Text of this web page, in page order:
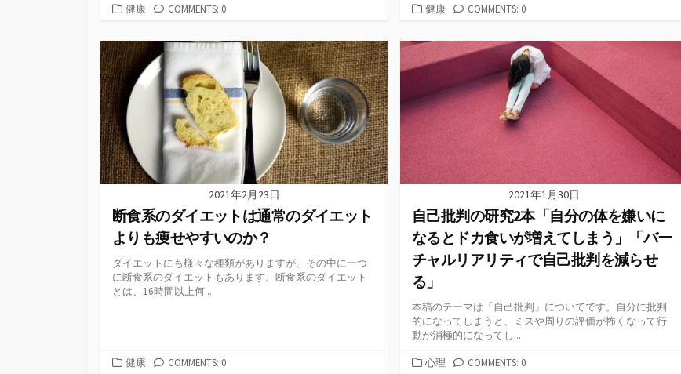
カ
ゴ
リ
ー
健康 COMMENTS: 0
カ
ゴ
ー
健康 COMMENTS: 0
2021年2月23日
断食系のダイエットは通常のダイエット
よりも痩せやすいのか？
ダイエットにも様々な種類がありますが、その中に一つ
に断食系のダイエットもあります。断食系のダイエット
とは、16時間以上何...
カ健康 COMMENTS: 0
2021年1月30日
自己批判の研究2本「自分の体を嫌いに
なるとドカ食いが増えてしまう」「バー
チャルリアリティで自己批判を減らせ
る」
本稿のテーマは「自己批判」についてです。自分に批判
的になってしまうと、ミスや周りの評価が怖くなって行
動が消極的になってし...
カ心理 COMMENTS: 0